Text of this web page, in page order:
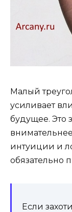
Малый
усиливает
будущее. Это
интуиции и
обязательно
Если